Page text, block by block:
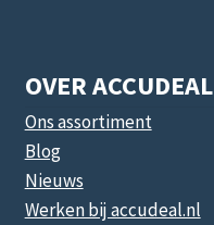
OVER ACCUDEAL
Ons assortiment
Blog
Nieuws
Werken bij accudeal.nl